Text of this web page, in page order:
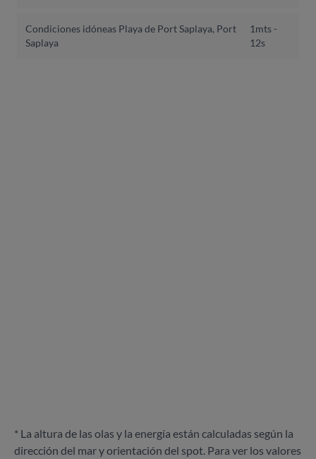
Condiciones idóneas Playa de Port Saplaya, Port
Saplaya
1mts -
12s
* La altura de las olas y la energía están calculadas según la
dirección del mar y orientación del spot. Para ver los valores